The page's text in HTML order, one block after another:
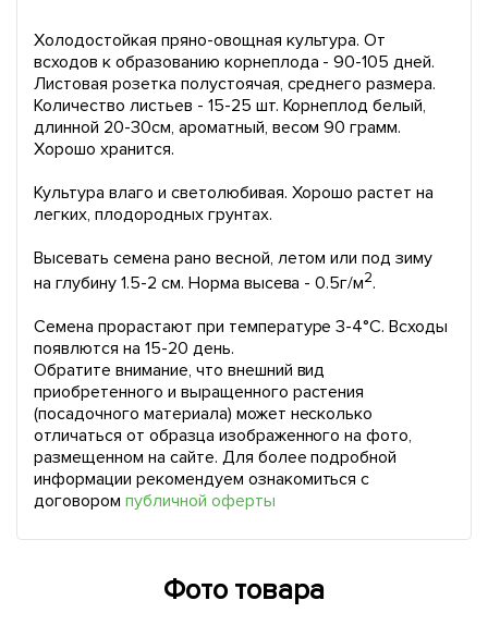
Холодостойкая пряно-овощная культура. От
всходов к образованию корнеплода - 90-105 дней.
Листовая розетка полустоячая, среднего размера.
Количество листьев - 15-25 шт. Корнеплод белый,
длинной 20-30см, ароматный, весом 90 грамм.
Хорошо хранится.
Культура влаго и светолюбивая. Хорошо растет на
легких, плодородных грунтах.
Высевать семена рано весной, летом или под зиму
на глубину 1.5-2 см. Норма высева - 0.5г/м2.
Семена прорастают при температуре 3-4°С. Всходы
появлются на 15-20 день.
Обратите внимание, что внешний вид
приобретенного и выращенного растения
(посадочного материала) может несколько
отличаться от образца изображенного на фото,
размещенном на сайте. Для более подробной
информации рекомендуем ознакомиться с
договором публичной оферты
Фото товара